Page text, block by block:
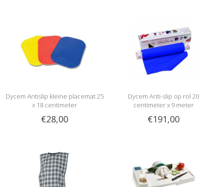
Dycem Antislip kleine placemat 25
x 18 centimeter
€28,00
Dycem Anti-slip op rol 20
centimeter x 9 meter
€191,00